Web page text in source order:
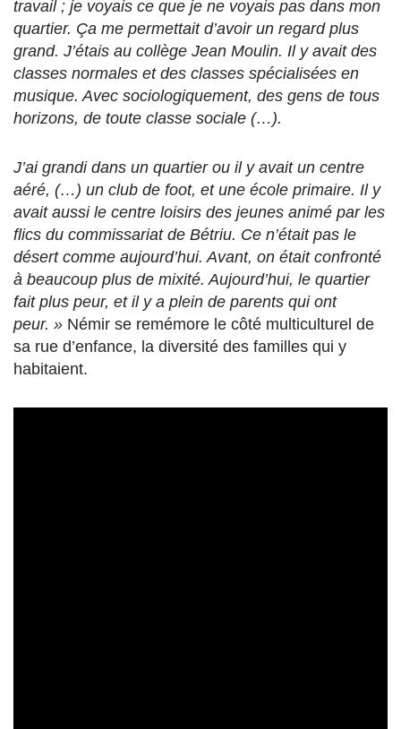
travail ; je voyais ce que je ne voyais pas dans mon
quartier. Ça me permettait d’avoir un regard plus
grand. J’étais au collège Jean Moulin. Il y avait des
classes normales et des classes spécialisées en
musique. Avec sociologiquement, des gens de tous
horizons, de toute classe sociale (…).
J’ai grandi dans un quartier ou il y avait un centre
aéré, (…) un club de foot, et une école primaire. Il y
avait aussi le centre loisirs des jeunes animé par les
flics du commissariat de Bétriu. Ce n’était pas le
désert comme aujourd’hui. Avant, on était confronté
à beaucoup plus de mixité. Aujourd’hui, le quartier
fait plus peur, et il y a plein de parents qui ont
peur. » Némir se remémore le côté multiculturel de
sa rue d’enfance, la diversité des familles qui y
habitaient.